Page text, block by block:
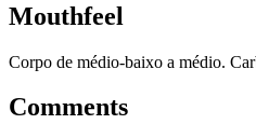
Mouthfeel
Corpo de médio-baixo a médio.
Comments